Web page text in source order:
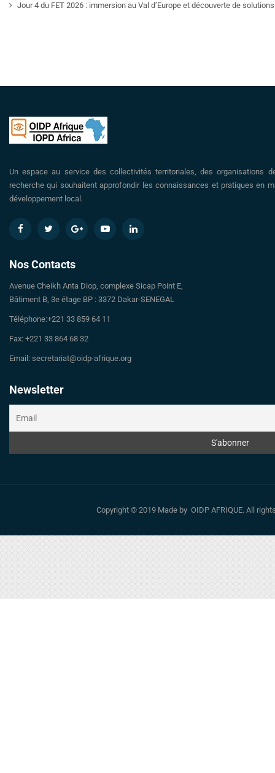
Jour 4 du FET 2026 : immersion au Val d’Europe et découverte de
Un espace au service des collectivités territoriales, des organisations
recherche qui souhaitent approfondir les connaissances et pratiques en
développement local.
Nos Contacts
Avenue Cheikh Anta Diop, complexe Sicap Point E,
Bâtiment B, 3e étage BP : 3372 Dakar-SENEGAL
Téléphone:+221 33 859 64 11
Fax: +221 33 864 68 32
Email: secretariat@oidp-afrique.org
Newsletter
Copyright © 2019 Made by OIDP AFRIQUE. All